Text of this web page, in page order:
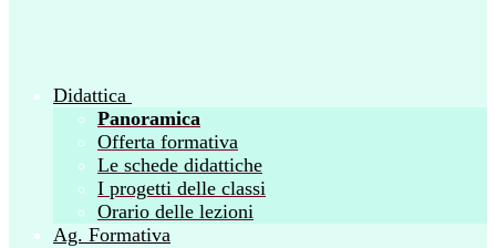
Didattica
Panoramica
Offerta formativa
Le schede didattiche
I progetti delle classi
Orario delle lezioni
Ag. Formativa